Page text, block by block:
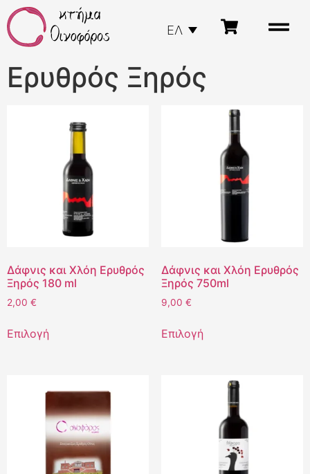
ΕΛ
Ερυθρός Ξηρός
Δάφνις και Χλόη Ερυθρός
Ξηρός 180 ml
2,00 €
Επιλογή
Δάφνις και Χλόη Ερυθρός
Ξηρός 750ml
9,00 €
Επιλογή